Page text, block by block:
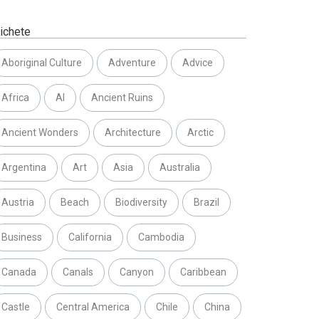
Aboriginal Culture Adventure Advice
Africa AI Ancient Ruins
Ancient Wonders Architecture Arctic
Argentina Art Asia Australia
Austria Beach Biodiversity Brazil
Business California Cambodia
Canada Canals Canyon Caribbean
Castle Central America Chile China